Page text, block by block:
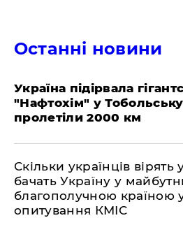
Останні новини
Україна підірвала
"Нафтохім" у
пролетіли 2000 км
Скільки українців
бачать Україну у
благополучною країною
опитування КМІС